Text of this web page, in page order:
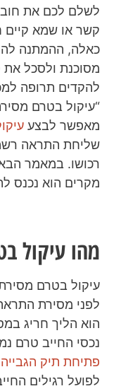
לשלם לכם את
קשר או שמא
כאלה, ההמתנה
מסוכנת ולסכל את
להקדים תרופה
“עיקול בטרם
מאפשר לבצע
שליחת התראה
רכושו. במאמר
מקרים הוא נכנס
מהו עיקול
עיקול בטרם
לפני מסירת
הוא הליך חריג
נכסי החייב טרם
פתיחת תיק הגבייה